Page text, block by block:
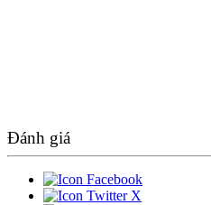
Đánh giá